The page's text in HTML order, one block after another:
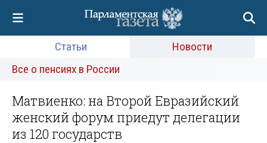
Статьи
Новости
Все о пенсиях в России
Матвиенко: на Второй Евразийский
женский форум приедут делегации
из 120 государств